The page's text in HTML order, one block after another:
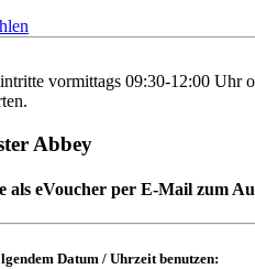
vormittags 09:30-12:00 Uhr
Abbey
als eVoucher per E-Mail zum
Datum / Uhrzeit benutzen: